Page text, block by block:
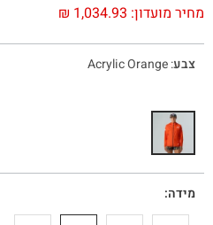
מחיר מועדון: ₪ 1,034.93
צבע:
Acrylic Orange
מידה